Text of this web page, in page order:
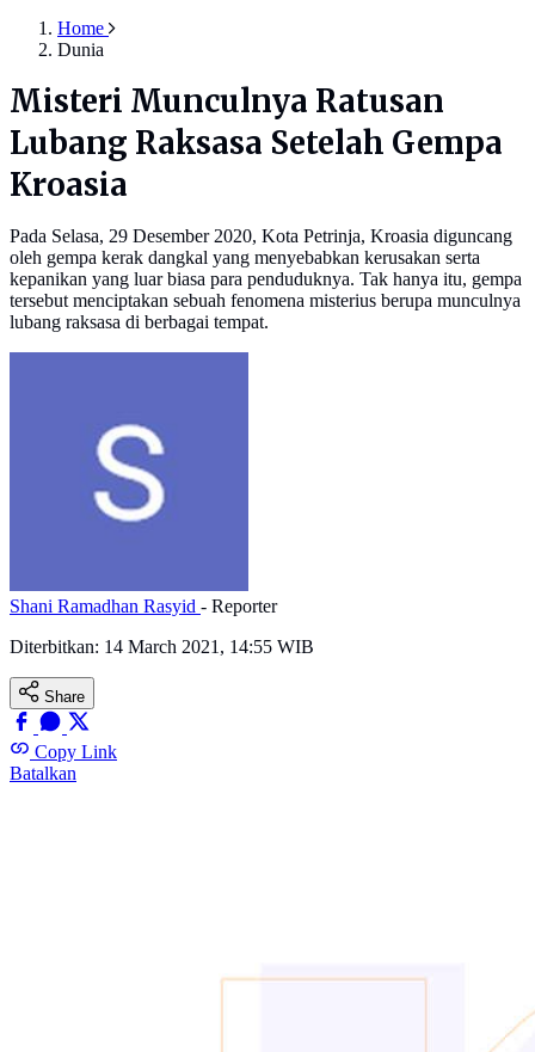
Home
Dunia
Misteri Munculnya Ratusan
Lubang Raksasa Setelah Gempa
Kroasia
Pada Selasa, 29 Desember 2020, Kota Petrinja, Kroasia diguncang
oleh gempa kerak dangkal yang menyebabkan kerusakan serta
kepanikan yang luar biasa para penduduknya. Tak hanya itu, gempa
tersebut menciptakan sebuah fenomena misterius berupa munculnya
lubang raksasa di berbagai tempat.
Shani Ramadhan Rasyid - Reporter
Diterbitkan: 14 March 2021, 14:55 WIB
Share
Copy Link
Batalkan